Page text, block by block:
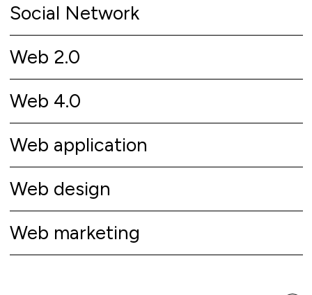
Social Network
Web 2.0
Web 4.0
Web application
Web design
Web marketing